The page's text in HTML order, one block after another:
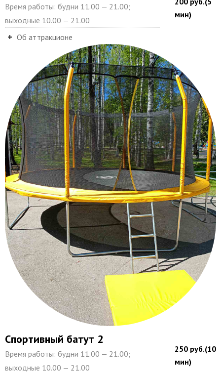
Время работы: будни 11.00 — 21.00;
выходные 10.00 — 21.00
Об аттракционе
мин)
Спортивный батут 2
Время работы: будни 11.00 — 21.00;
выходные 10.00 — 21.00
250 руб.(10
мин)